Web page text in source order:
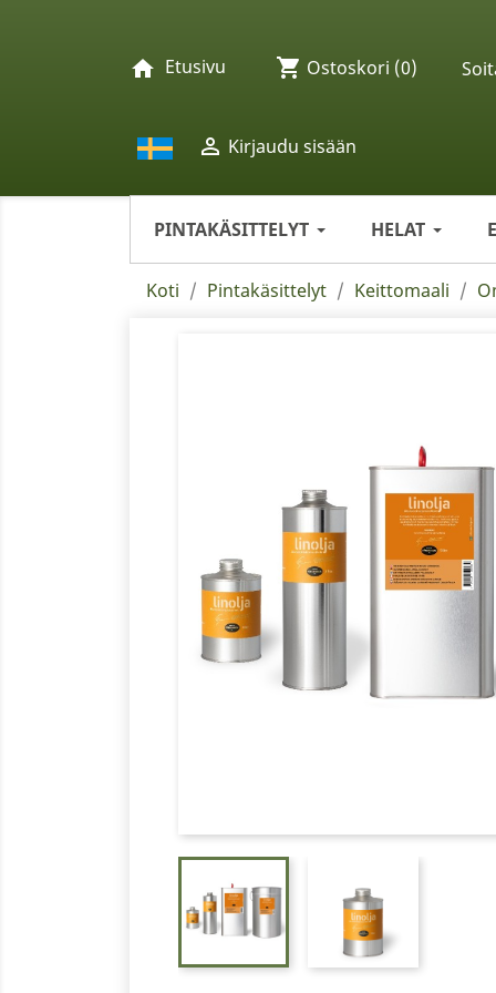
home Etusivu
 Kirjaudu sisään
shopping_cart Ostoskori (0)
PINTAKÄSITTELYT HELAT
Koti Pintakäsittelyt Keittomaali